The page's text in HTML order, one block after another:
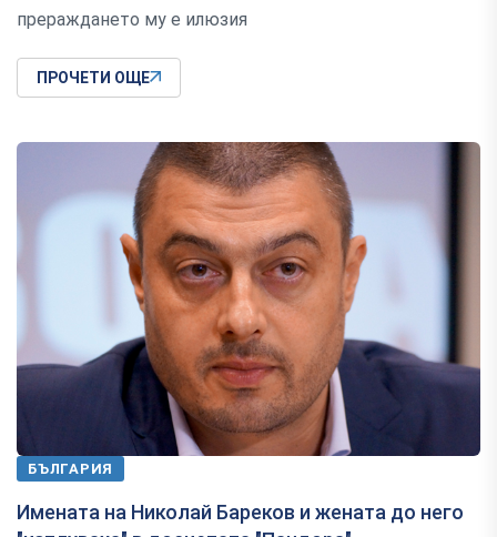
прераждането му е илюзия
ПРОЧЕТИ ОЩЕ
БЪЛГАРИЯ
Имената на Николай Бареков и жената до него